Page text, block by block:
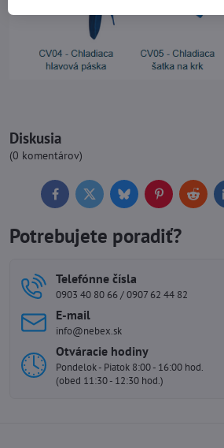
Diskusia
(0 komentárov)
FacebookTwitterBlueskyPinterestReddit
Potrebujete poradiť?
Telefónne čísla
0903 40 80 66 / 0907 62 44 82
E-mail
info@nebex.sk
Otváracie hodiny
Pondelok - Piatok 8:00 - 16:00 hod.
(obed 11:30 - 12:30 hod.)